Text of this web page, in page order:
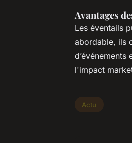
Avantages
Les éventails
abordable, ils
l'impact
Actu